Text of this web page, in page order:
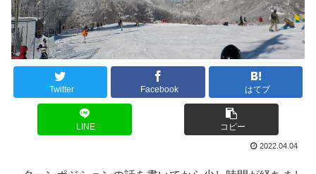
Twitter Facebook はてブ
LINE コピー
2022.04.04